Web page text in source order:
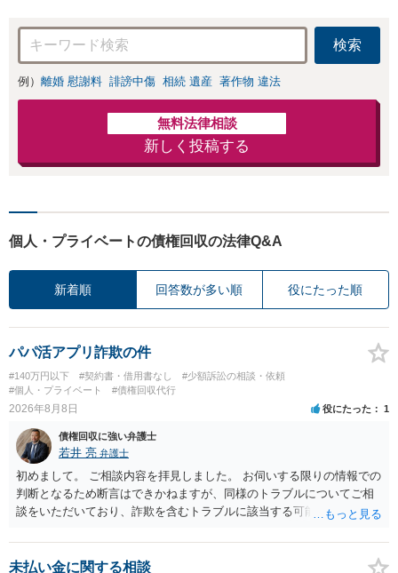
検索
例） 離婚 慰謝料 誹謗中傷 相続 遺産 著作物 違法
無料法律相談
新しく投稿する
個人・プライベートの債権回収の法律Q&A
新着順 回答数が多い順 役にたった順
パパ活アプリ詐欺の件
#140万円以下 #契約書・借用書なし
#少額訴訟の相談・依頼
#個人・プライベート
#債権回収代行
2026年8月8日 役にたった 1
債権回収に強い弁護士
若井 亮 弁護士
初めまして。 ご相談内容を拝見しました。 お伺いする限りの情報での
判断となるため断言はできかねますが、同様のトラブルについてご相
談をいただいており、詐欺を含むトラブルに該当する可能性があるで
ります。 お金を渡した方法が現金手渡しではなく、指定口座への振込
であるならば、相手方の身元を特定できる可能性もあるでしょう。 い
未払い金に関する相談